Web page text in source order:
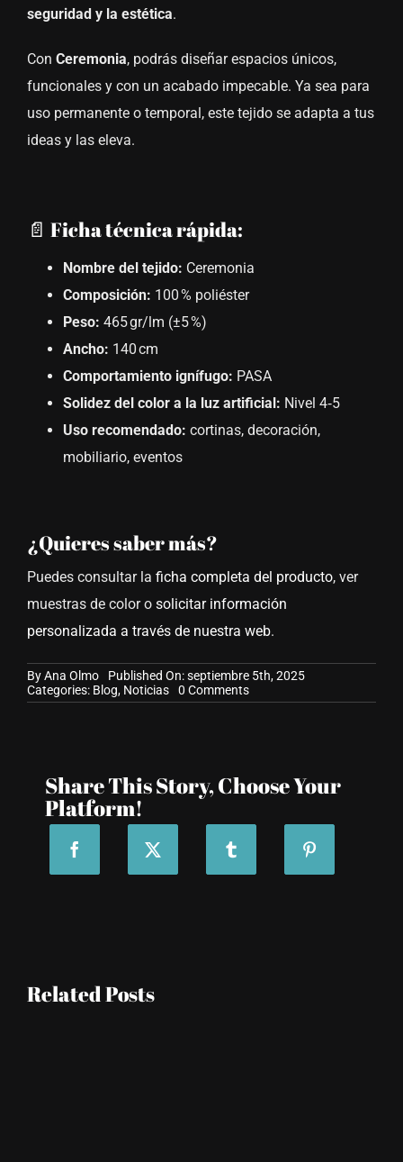
seguridad y la estética.
Con Ceremonia, podrás diseñar espacios únicos,
funcionales y con un acabado impecable. Ya sea para
uso permanente o temporal, este tejido se adapta a tus
ideas y las eleva.
📄 Ficha técnica rápida:
Nombre del tejido: Ceremonia
Composición: 100 % poliéster
Peso: 465 gr/lm (±5 %)
Ancho: 140 cm
Comportamiento ignífugo: PASA
Solidez del color a la luz artificial: Nivel 4‑5
Uso recomendado: cortinas, decoración,
mobiliario, eventos
¿Quieres saber más?
Puedes consultar la ficha completa del producto, ver
muestras de color osolicitar información
personalizada a través de nuestra web.
ByAna Olmo
Published On: septiembre 5th, 2025
Categories: Blog, Noticias 0 Commentson
Ceremonia:
Supratex
que
y
Share This Story, Choose Your
Platform!
Related Posts